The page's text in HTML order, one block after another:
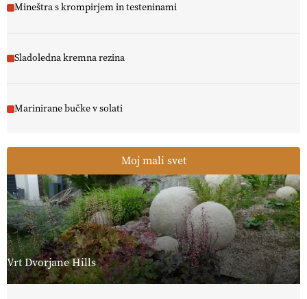
Mineštra s krompirjem in testeninami
Sladoledna kremna rezina
Marinirane bučke v solati
Moj mali svet
Vrt Dvorjane Hills